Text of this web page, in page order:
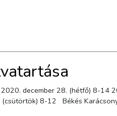
december 28. (hétfő) 8-14
(csütörtök) 8-12 Békés